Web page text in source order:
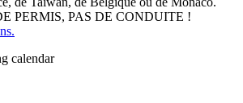
PERMIS, PAS DE CONDUITE !
calendar